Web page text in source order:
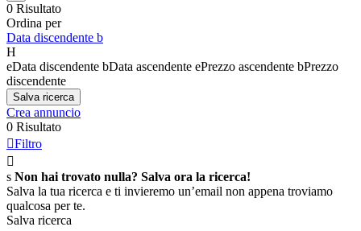
0 Risultato
Ordina per
Data discendente b
H
eData discendente bData ascendente ePrezzo ascendente bPrezzo
discendente
Salva ricerca
Crea annuncio
0 Risultato
Filtro

s Non hai trovato nulla? Salva ora la ricerca!
Salva la tua ricerca e ti invieremo un’email non appena troviamo
qualcosa per te.
Salva ricerca